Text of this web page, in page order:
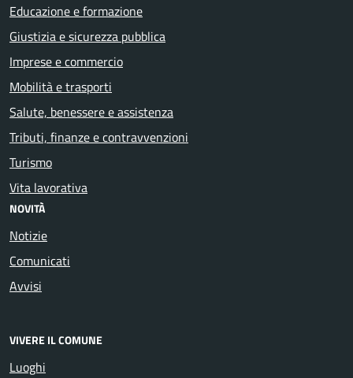
Educazione e formazione
Giustizia e sicurezza pubblica
Imprese e commercio
Mobilità e trasporti
Salute, benessere e assistenza
Tributi, finanze e contravvenzioni
Turismo
Vita lavorativa
NOVITÀ
Notizie
Comunicati
Avvisi
VIVERE IL COMUNE
Luoghi